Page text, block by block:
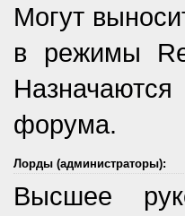
Могут
в режимы
форума.
Лорды (администраторы):
Высшее